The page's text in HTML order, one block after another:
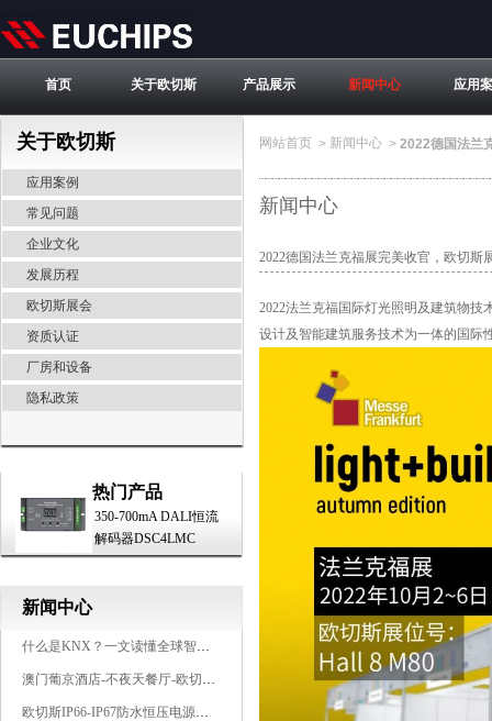
首页 关于欧切斯 产品展示 新闻中心 应用
关于欧切斯
应用案例
常见问题
企业文化
发展历程
欧切斯展会
资质认证
厂房和设备
隐私政策
热门产品
350-700mA DALI恒流
解码器DSC4LMC
新闻中心
什么是KNX？一文读懂全球智能建筑控制标准
澳门葡京酒店-不夜天餐厅-欧切斯KNX智能控制系统打造高端智慧空间
欧切斯IP66-IP67防水恒压电源，无惧风雨，智稳如一
网站首页 > 新闻中心 > 2022德国法兰
新闻中心
2022德国法兰克福展完美收官，欧切斯
2022法兰克福国际灯光照明及建筑物技
设计及智能建筑服务技术为一体的国际